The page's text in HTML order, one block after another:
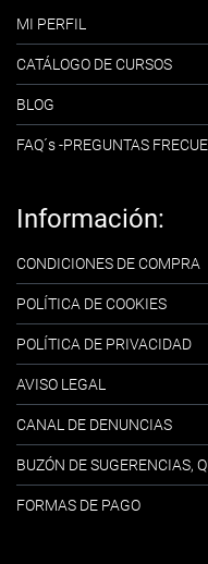
MI PERFIL
CATÁLOGO DE CURSOS
BLOG
FAQ´s -PREGUNTAS
Información:
CONDICIONES DE COMPRA
POLÍTICA DE COOKIES
POLÍTICA DE PRIVACIDAD
AVISO LEGAL
CANAL DE DENUNCIAS
BUZÓN DE SUGERENCIAS,
FORMAS DE PAGO